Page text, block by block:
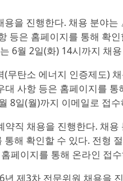
용을 진행한다. 채용 분야
등은 홈페이지를 통해 확
6월 2일(화) 14시까지 채
(무탄소 에너지 인증제도)
사항 등은 홈페이지를
8일(월)까지 이메일로 접
약직 채용을 진행한다. 채
해 확인할 수 있다. 전형
페이지를 통해 온라인 접
년 제3차 전문위원 채용을